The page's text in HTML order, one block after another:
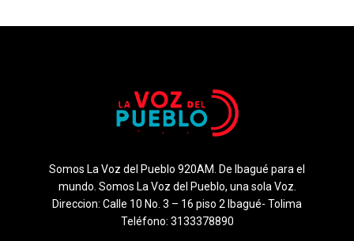
Somos La Voz del Pueblo 920AM. De Ibagué para el
mundo. Somos La Voz del Pueblo, una sola Voz.
Direccion: Calle 10 No. 3 – 16 piso 2 Ibagué- Tolima
Teléfono: 3133378890